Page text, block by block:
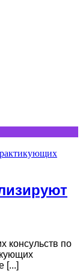
консульств по
[...]